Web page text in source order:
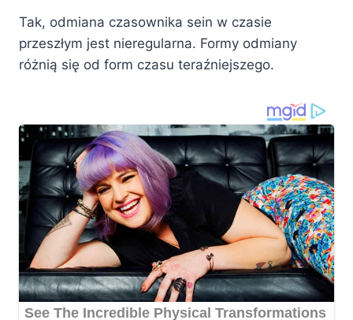
Tak, odmiana czasownika sein w czasie
przeszłym jest nieregularna. Formy odmiany
różnią się od form czasu teraźniejszego.